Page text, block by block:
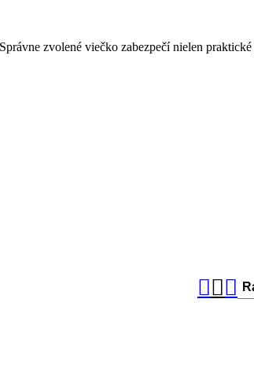
zvolené viečko zabezpečí nielen praktické